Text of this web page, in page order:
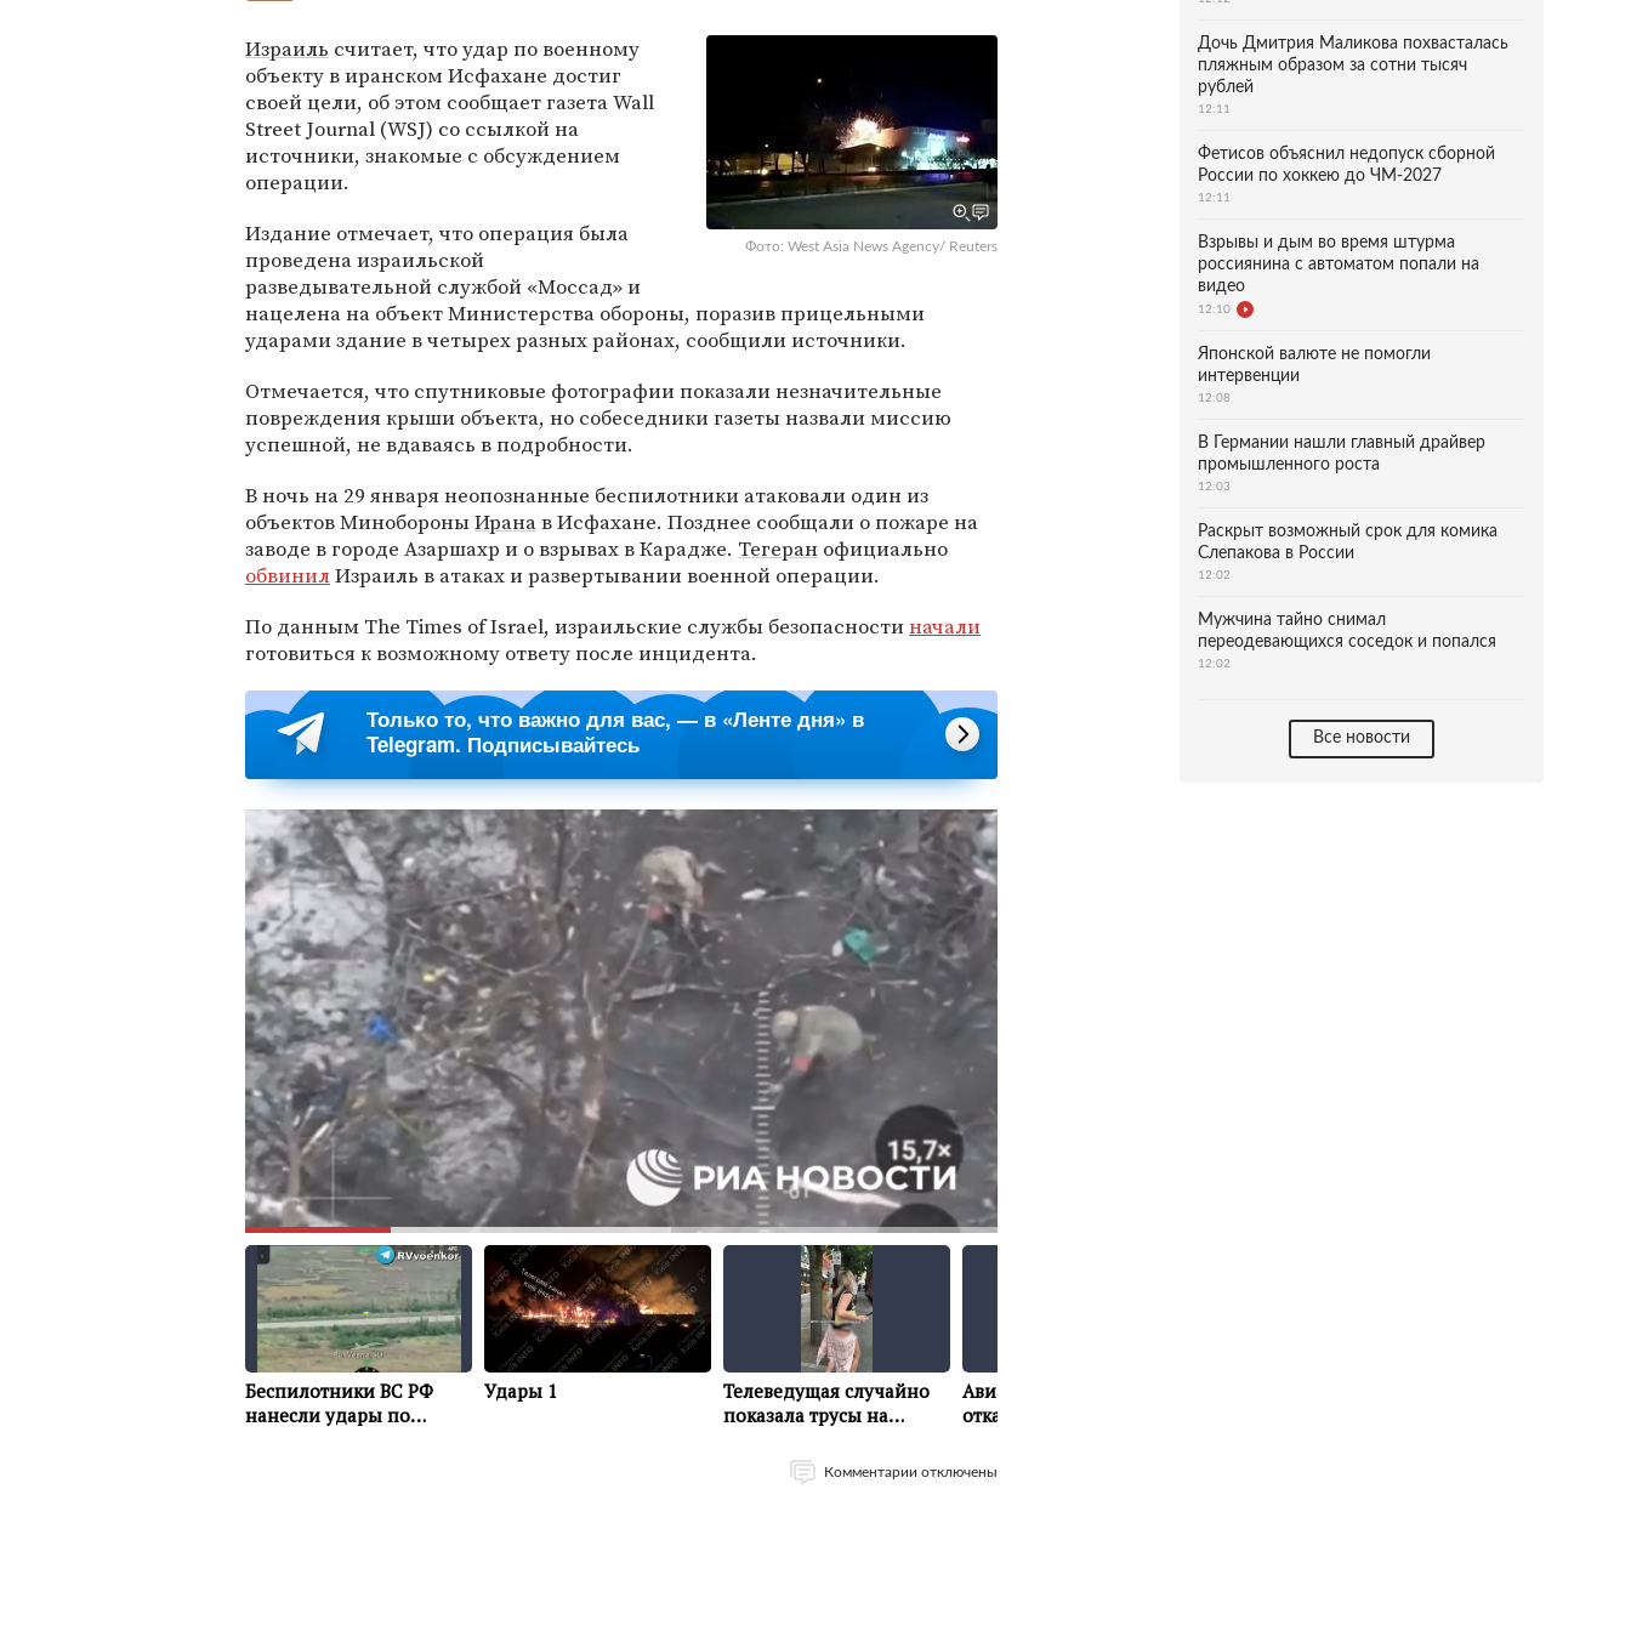
Фото: West Asia News Agency/ Reuters
Израиль считает, что удар по военному
объекту в иранском Исфахане достиг
своей цели, об этом сообщает газета Wall
Street Journal (WSJ) со ссылкой на
источники, знакомые с обсуждением
операции.
Издание отмечает, что операция была
проведена израильской
разведывательной службой «Моссад» и
нацелена на объект Министерства обороны, поразив прицельными
ударами здание в четырех разных районах, сообщили источники.
Отмечается, что спутниковые фотографии показали незначительные
повреждения крыши объекта, но собеседники газеты назвали миссию
успешной, не вдаваясь в подробности.
В ночь на 29 января неопознанные беспилотники атаковали один из
объектов МинобороныИранав Исфахане. Позднее сообщали о пожаре на
заводе в городе Азаршахр и о взрывах в Карадже. Тегеран официально
обвинилИзраиль в атаках и развертывании военной операции.
По данным The Times of Israel, израильские службы безопасностиначали
готовиться к возможному ответу после инцидента.
Только то, что важно для вас, — в «Ленте дня» в
Telegram. Подписывайтесь
Комментарии отключены
Дочь Дмитрия Маликова похвасталась
пляжным образом за сотни тысяч
рублей
12:11
Фетисов объяснил недопуск сборной
России по хоккею до ЧМ-2027
12:11
Взрывы и дым во время штурма
россиянина с автоматом попали на
видео
12:10
Японской валюте не помогли
интервенции
12:08
В Германии нашли главный драйвер
промышленного роста
12:03
Раскрыт возможный срок для комика
Слепакова в России
12:02
Мужчина тайно снимал
переодевающихся соседок и попался
12:02
Все новости